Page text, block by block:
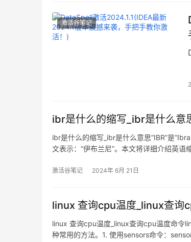
激活谷笔记
ibr是什么的缩写_ibr是什么意
ibr是什么的缩写_ibr是什么意思“IBR”是
文表示：“伊布兰尼”。本文将详细介绍英
激活谷笔记 2024年 6月 21日
linux 查询cpu温度_linux查询
linux 查询cpu温度_linux查询cpu温度命令
种常用的方法。1. 使用sensors命令：